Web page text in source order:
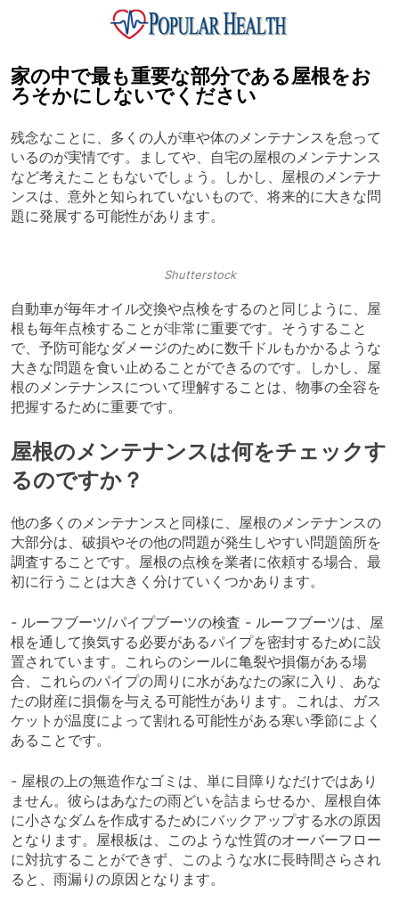
Popular Health
家の中で最も重要な部分である屋根をお
ろそかにしないでください
残念なことに、多くの人が車や体のメンテナンスを怠って
いるのが実情です。ましてや、自宅の屋根のメンテナンス
など考えたこともないでしょう。しかし、屋根のメンテナ
ンスは、意外と知られていないもので、将来的に大きな問
題に発展する可能性があります。
Shutterstock
自動車が毎年オイル交換や点検をするのと同じように、屋
根も毎年点検することが非常に重要です。そうすること
で、予防可能なダメージのために数千ドルもかかるような
大きな問題を食い止めることができるのです。しかし、屋
根のメンテナンスについて理解することは、物事の全容を
把握するために重要です。
屋根のメンテナンスは何をチェックす
るのですか？
他の多くのメンテナンスと同様に、屋根のメンテナンスの
大部分は、破損やその他の問題が発生しやすい問題箇所を
調査することです。屋根の点検を業者に依頼する場合、最
初に行うことは大きく分けていくつかあります。
- ルーフブーツ/パイプブーツの検査 - ルーフブーツは、屋
根を通して換気する必要があるパイプを密封するために設
置されています。これらのシールに亀裂や損傷がある場
合、これらのパイプの周りに水があなたの家に入り、あな
たの財産に損傷を与える可能性があります。これは、ガス
ケットが温度によって割れる可能性がある寒い季節によく
あることです。
- 屋根の上の無造作なゴミは、単に目障りなだけではあり
ません。彼らはあなたの雨どいを詰まらせるか、屋根自体
に小さなダムを作成するためにバックアップする水の原因
となります。屋根板は、このような性質のオーバーフロー
に対抗することができず、このような水に長時間さらされ
ると、雨漏りの原因となります。